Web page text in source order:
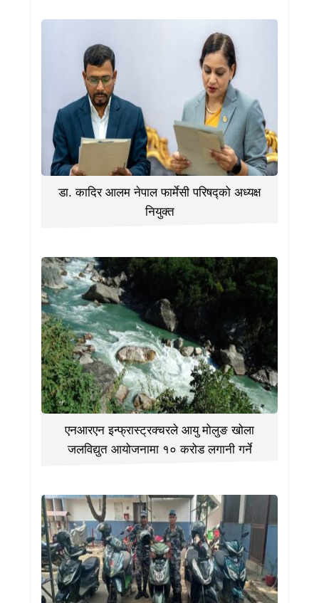
डा. कादिर आलम नेपाल फार्मेसी परिषद्को अध्यक्ष
नियुक्त
एनआरएन इन्फ्रास्ट्रक्चरले आयु मोलुङ खोला
जलविद्युत आयोजनामा १० करोड लगानी गर्ने